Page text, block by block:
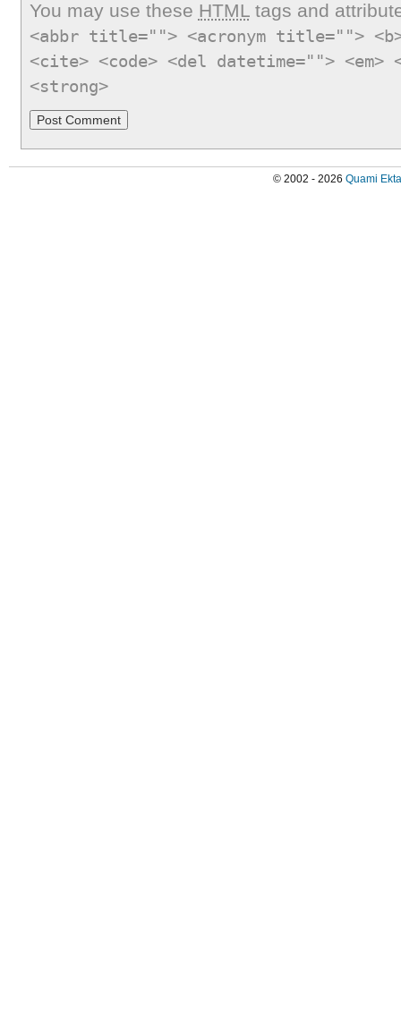
You may use these HTMLtags and
<abbr title=""> <acronym title="">
<cite> <code> <del datetime="">
<strong>
© 2002 - 2026 Quami